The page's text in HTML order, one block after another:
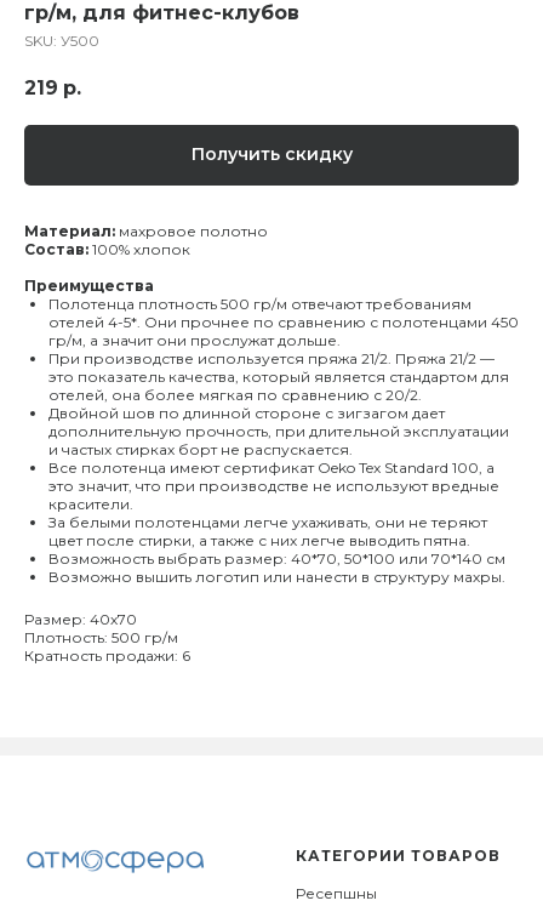
гр/м, для фитнес-клубов
SKU: У500
219 р.
Получить скидку
Материал: махровое полотно
Состав: 100% хлопок
Преимущества
Полотенца плотность 500 гр/м отвечают требованиям
отелей 4-5*. Они прочнее по сравнению с полотенцами 450
гр/м, а значит они прослужат дольше.
При производстве используется пряжа 21/2. Пряжа 21/2 —
это показатель качества, который является стандартом для
отелей, она более мягкая по сравнению с 20/2.
Двойной шов по длинной стороне с зигзагом дает
дополнительную прочность, при длительной эксплуатации
и частых стирках борт не распускается.
Все полотенца имеют сертификат Oeko Tex Standard 100, а
это значит, что при производстве не используют вредные
красители.
За белыми полотенцами легче ухаживать, они не теряют
цвет после стирки, а также с них легче выводить пятна.
Возможность выбрать размер: 40*70, 50*100 или 70*140 см
Возможно вышить логотип или нанести в структуру махры.
Размер: 40х70
Плотность: 500 гр/м
Кратность продажи: 6
КАТЕГОРИИ ТОВАРОВ
Ресепшны